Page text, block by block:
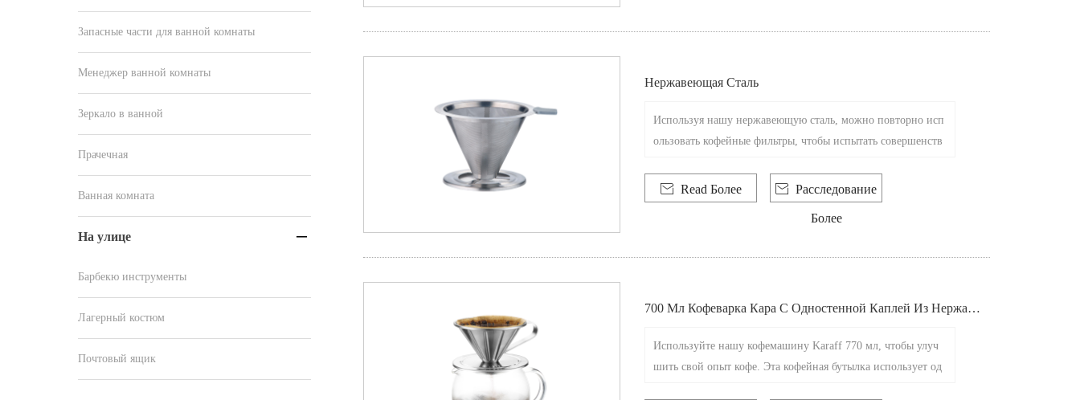
Запасные части для ванной комнаты
Менеджер ванной комнаты
Зеркало в ванной
Прачечная
Ванная комната
На улице 
Барбекю инструменты
Лагерный костюм
Почтовый ящик
Нержавеющая Сталь
Используя нашу нержавеющую сталь, можно повторно исп
ользовать кофейные фильтры, чтобы испытать совершенств
мпаньон для лучшего кофеварка с каплями, что делает проц
есс заваривания чашки произведением искусства.
 Read Более  Расследование
Более
700 Мл Кофеварка Кара С Одностенной Каплей Из Нержаве
Используйте нашу кофемашину Karaff 770 мл, чтобы улуч
шить свой опыт кофе. Эта кофейная бутылка использует од